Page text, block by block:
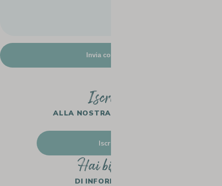
Iscriviti
ALLA NOSTRA NEWSLETTER
Iscriviti
Hai bisogno
DI INFORMAZIONI?